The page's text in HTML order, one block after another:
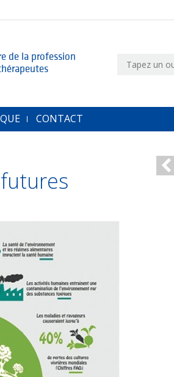
de la profession
CONTACT